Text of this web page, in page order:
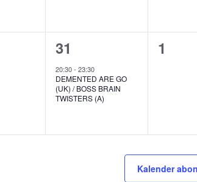
1
Veranstaltung,
31
20:30-23:30
DEMENTED ARE GO
(UK) / BOSS BRAIN
TWISTERS (A)
0
1
Kalender